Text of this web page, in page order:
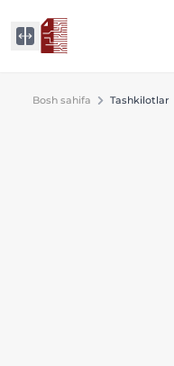
Bosh sahifa Tashkilotlar